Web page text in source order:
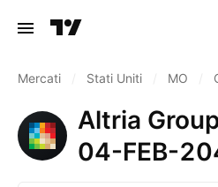
Mercati Stati Uniti MO
Altria
04-FEB-